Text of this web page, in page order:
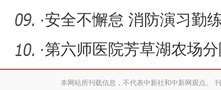
·安全不懈怠 消防演习
民检察院
·第六师医院芳草湖农场
传活动
本网站所刊载信息，不代表中新社和中新网观点。